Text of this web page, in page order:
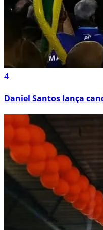
4
Daniel Santos lança